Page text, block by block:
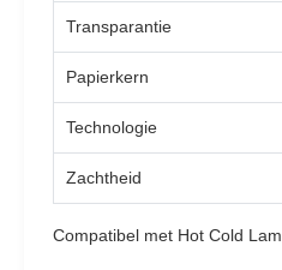
Transparantie
Papierkern
Technologie
Zachtheid
Compatibel met Hot Cold